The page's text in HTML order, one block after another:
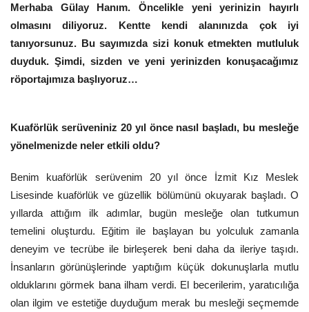
Merhaba Gülay Hanım. Öncelikle yeni yerinizin hayırlı
olmasını diliyoruz. Kentte kendi alanınızda çok iyi
tanıyorsunuz. Bu sayımızda sizi konuk etmekten mutluluk
duyduk. Şimdi, sizden ve yeni yerinizden konuşacağımız
röportajımıza başlıyoruz…
Kuaförlük serüveniniz 20 yıl önce nasıl başladı, bu mesleğe
yönelmenizde neler etkili oldu?
Benim kuaförlük serüvenim 20 yıl önce İzmit Kız Meslek
Lisesinde kuaförlük ve güzellik bölümünü okuyarak başladı. O
yıllarda attığım ilk adımlar, bugün mesleğe olan tutkumun
temelini oluşturdu. Eğitim ile başlayan bu yolculuk zamanla
deneyim ve tecrübe ile birleşerek beni daha da ileriye taşıdı.
İnsanların görünüşlerinde yaptığım küçük dokunuşlarla mutlu
olduklarını görmek bana ilham verdi. El becerilerim, yaratıcılığa
olan ilgim ve estetiğe duyduğum merak bu mesleği seçmemde